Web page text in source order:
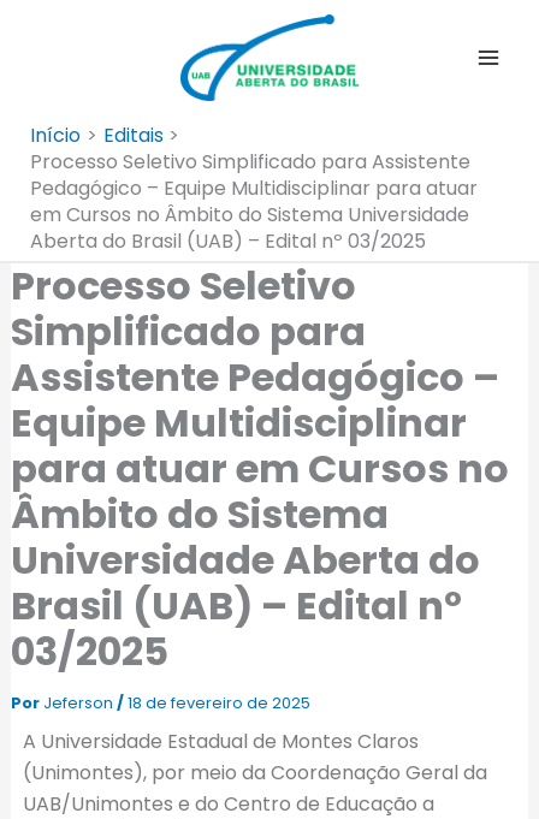
Início
Editais
Processo Seletivo Simplificado para Assistente
Pedagógico – Equipe Multidisciplinar para atuar
em Cursos no Âmbito do Sistema Universidade
Aberta do Brasil (UAB) – Edital nº 03/2025
Processo Seletivo
Simplificado para
Assistente Pedagógico –
Equipe Multidisciplinar
para atuar em Cursos no
Âmbito do Sistema
Universidade Aberta do
Brasil (UAB) – Edital nº
03/2025
Por Jeferson /18 de fevereiro de 2025
A Universidade Estadual de Montes Claros
(Unimontes), por meio da Coordenação Geral da
UAB/Unimontes e do Centro de Educação a